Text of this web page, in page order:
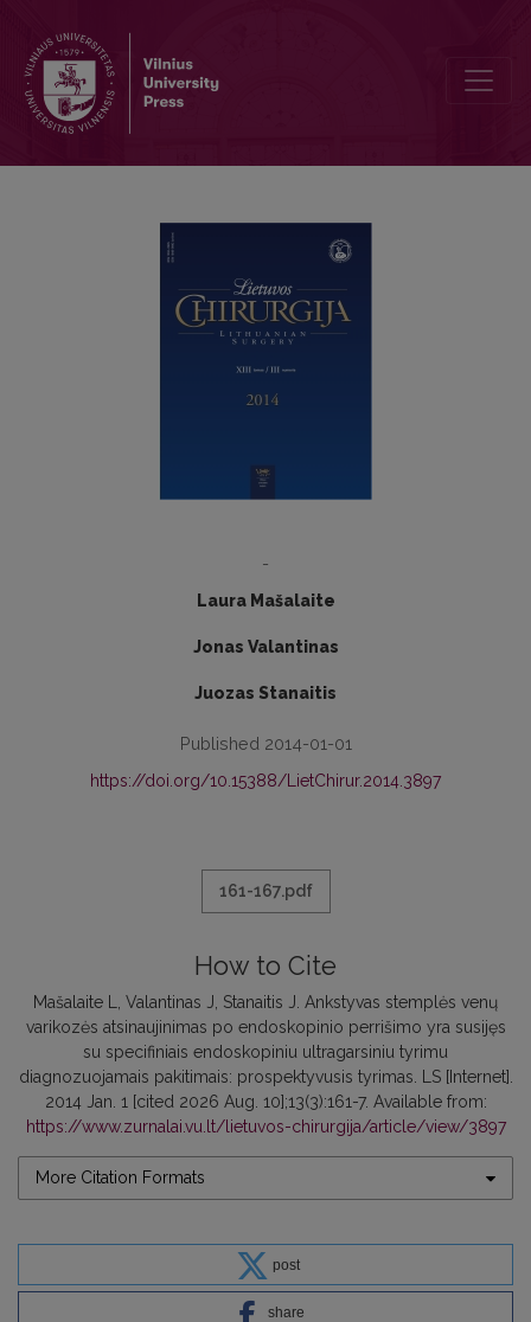
-
Laura Mašalaite
Jonas Valantinas
Juozas Stanaitis
Published 2014-01-01
https://doi.org/10.15388/LietChirur.2014.3897
161-167.pdf
How to Cite
Mašalaite L, Valantinas J, Stanaitis J. Ankstyvas stemplės venų
varikozės atsinaujinimas po endoskopinio perrišimo yra susijęs
su specifiniais endoskopiniu ultragarsiniu tyrimu
diagnozuojamais pakitimais: prospektyvusis tyrimas. LS [Internet].
2014 Jan. 1 [cited 2026 Aug. 10];13(3):161-7. Available from:
https://www.zurnalai.vu.lt/lietuvos-chirurgija/article/view/3897
More Citation Formats
post
share